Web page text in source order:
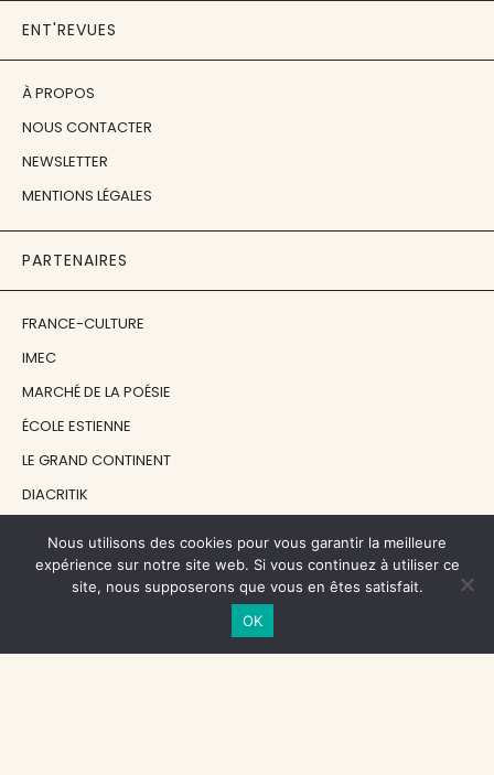
ENT'REVUES
À PROPOS
NOUS CONTACTER
NEWSLETTER
MENTIONS LÉGALES
PARTENAIRES
FRANCE-CULTURE
IMEC
MARCHÉ DE LA POÉSIE
ÉCOLE ESTIENNE
LE GRAND CONTINENT
DIACRITIK
NOS SOUTIENS
CENTRE NATIONAL DU LIVRE
Nous utilisons des cookies pour vous garantir la meilleure
expérience sur notre site web. Si vous continuez à utiliser ce
site, nous supposerons que vous en êtes satisfait.
OK